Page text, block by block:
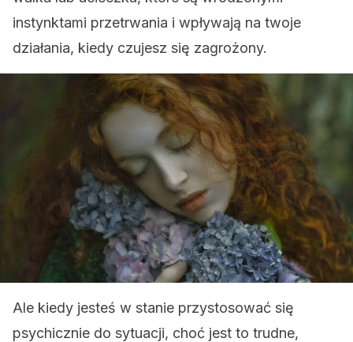
instynktami przetrwania i wpływają na twoje
działania, kiedy czujesz się zagrożony.
Ale kiedy jesteś w stanie przystosować się
psychicznie do sytuacji, choć jest to trudne,